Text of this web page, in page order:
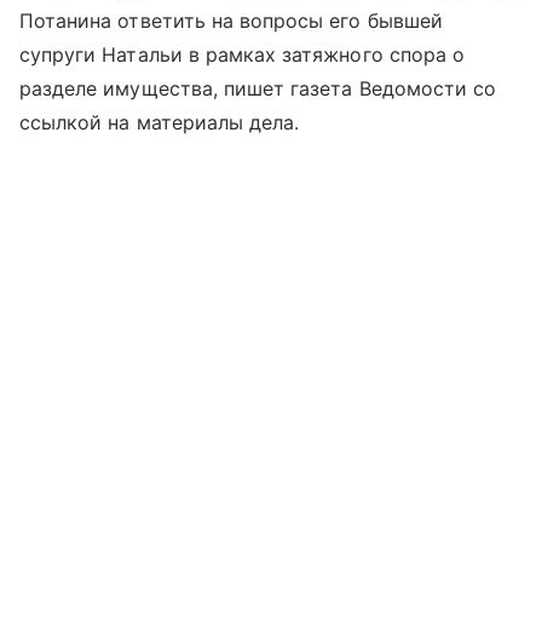
Потанина ответить на вопросы его бывшей
супруги Натальи в рамках затяжного спора о
разделе имущества, пишет газета Ведомости со
ссылкой на материалы дела.